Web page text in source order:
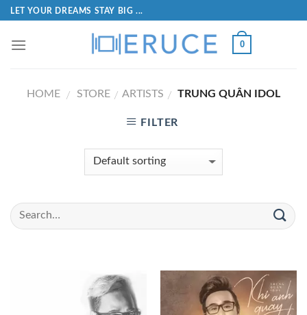
LET YOUR DREAMS STAY BIG ...
0
HOME / STORE / ARTISTS / TRUNG QUÂN IDOL
FILTER